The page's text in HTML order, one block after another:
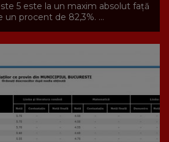
5 este la un maxim absolut față
un procent de 82,3%. ...